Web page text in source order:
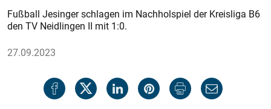
Fußball Jesinger schlagen im Nachholspiel der Kreisliga B6
den TV Neidlingen II mit 1:0.
27.09.2023